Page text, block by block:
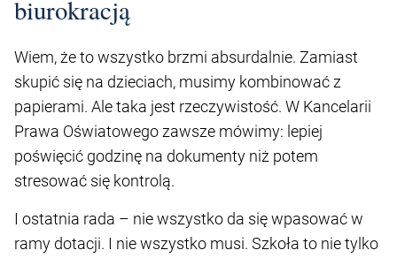
biurokracją
Wiem, że to wszystko brzmi absurdalnie. Zamiast
skupić się na dzieciach, musimy kombinować z
papierami. Ale taka jest rzeczywistość. W Kancelarii
Prawa Oświatowego zawsze mówimy: lepiej
poświęcić godzinę na dokumenty niż potem
stresować się kontrolą.
I ostatnia rada – nie wszystko da się wpasować w
ramy dotacji. I nie wszystko musi. Szkoła to nie tylko